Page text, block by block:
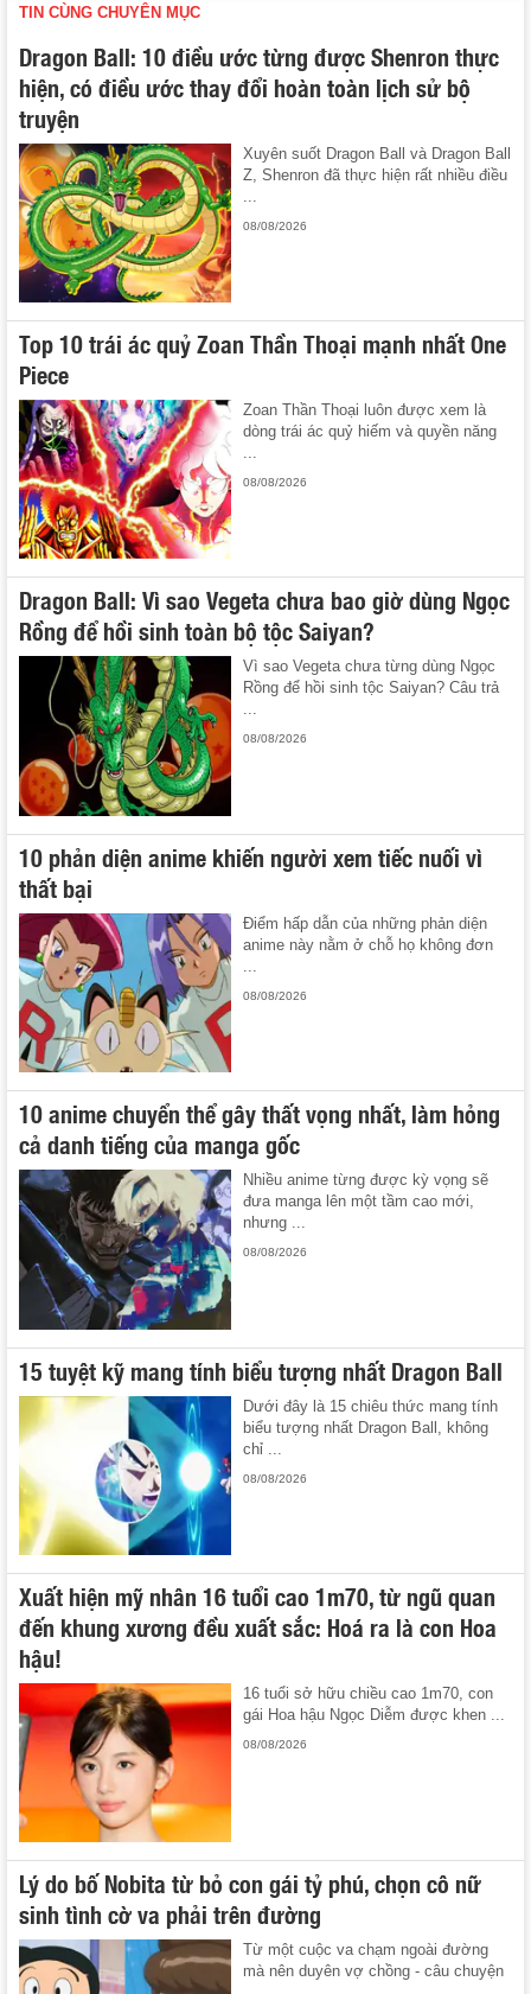
TIN CÙNG CHUYÊN MỤC
Dragon Ball: 10 điều ước từng được Shenron thực
hiện, có điều ước thay đổi hoàn toàn lịch sử bộ
truyện
Xuyên suốt Dragon Ball và Dragon Ball
Z, Shenron đã thực hiện rất nhiều điều
08/08/2026
Top 10 trái ác quỷ Zoan Thần Thoại mạnh nhất One
Piece
Zoan Thần Thoại luôn được xem là
dòng trái ác quỷ hiếm và quyền năng
08/08/2026
Dragon Ball: Vì sao Vegeta chưa bao giờ dùng Ngọc
Rồng để hồi sinh toàn bộ tộc Saiyan?
Vì sao Vegeta chưa từng dùng Ngọc
Rồng để hồi sinh tộc Saiyan? Câu trả
...
08/08/2026
10 phản diện anime khiến người xem tiếc nuối vì
thất bại
Điểm hấp dẫn của những phản diện
anime này nằm ở chỗ họ không đơn
08/08/2026
10 anime chuyển thể gây thất vọng nhất, làm hỏng
cả danh tiếng của manga gốc
Nhiều anime từng được kỳ vọng sẽ
đưa manga lên một tầm cao mới,
nhưng ...
08/08/2026
15 tuyệt kỹ mang tính biểu tượng nhất Dragon Ball
Dưới đây là 15 chiêu thức mang tính
biểu tượng nhất Dragon Ball, không
chỉ ...
08/08/2026
Xuất hiện mỹ nhân 16 tuổi cao 1m70, từ ngũ quan
đến khung xương đều xuất sắc: Hoá ra là con Hoa
hậu!
16 tuổi sở hữu chiều cao 1m70, con
gái Hoa hậu Ngọc Diễm được khen ...
08/08/2026
Lý do bố Nobita từ bỏ con gái tỷ phú, chọn cô nữ
sinh tình cờ va phải trên đường
Từ một cuộc va chạm ngoài đường
mà nên duyên vợ chồng - câu chuyện